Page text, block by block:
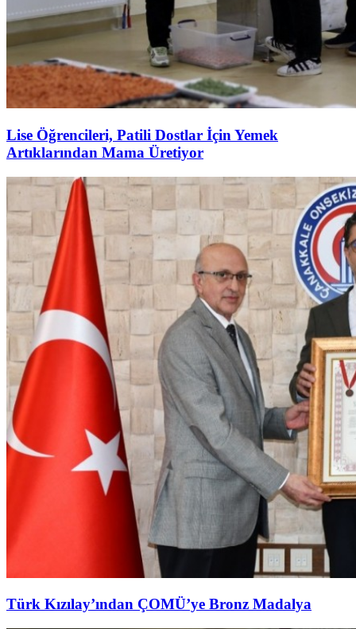
Lise Öğrencileri, Patili Dostlar İçin Yemek
Artıklarından Mama Üretiyor
Türk Kızılay’ından ÇOMÜ’ye Bronz Madalya